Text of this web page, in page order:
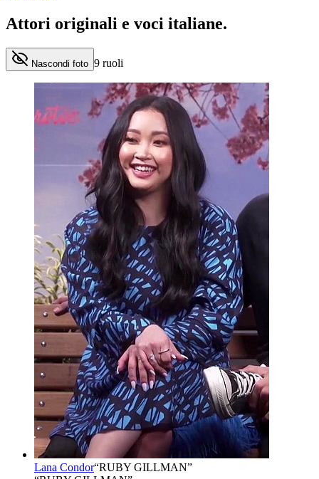
Attori originali e voci italiane.
Nascondi foto 9 ruoli
Lana Condor“RUBY GILLMAN”